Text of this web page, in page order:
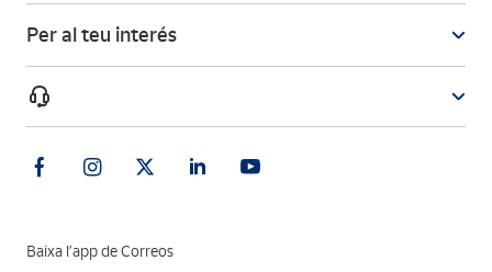
Per al teu interés
Baixa l’app de Correos